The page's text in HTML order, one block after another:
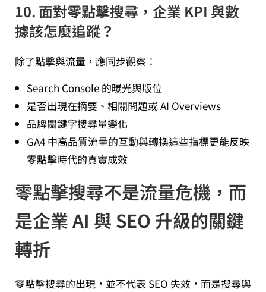
10. 面對零點擊搜尋，企業 KPI 與數
據該怎麼追蹤？
除了點擊與流量，應同步觀察：
Search Console 的曝光與版位
是否出現在摘要、相關問題或 AI Overviews
品牌關鍵字搜尋量變化
GA4 中高品質流量的互動與轉換這些指標更能反映
零點擊時代的真實成效
零點擊搜尋不是流量危機，而
是企業 AI 與 SEO 升級的關鍵
轉折
零點擊搜尋的出現，並不代表 SEO 失效，而是搜尋與